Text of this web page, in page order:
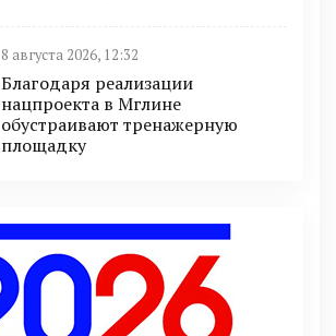
8 августа 2026, 12:32
Благодаря реализации
нацпроекта в Мглине
обустраивают тренажерную
площадку